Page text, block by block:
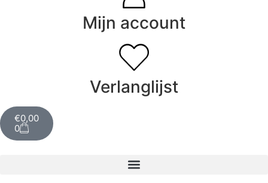
Mijn account
Verlanglijst
€0,00
0